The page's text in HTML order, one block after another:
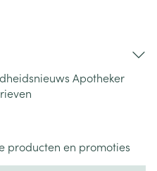
Apotheker
producten en promoties